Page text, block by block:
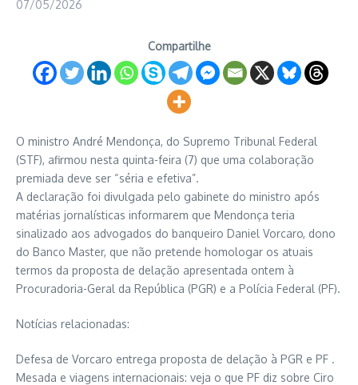
07/05/2026
Compartilhe
O ministro André Mendonça, do Supremo Tribunal Federal
(STF), afirmou nesta quinta-feira (7) que uma colaboração
premiada deve ser “séria e efetiva”.
A declaração foi divulgada pelo gabinete do ministro após
matérias jornalísticas informarem que Mendonça teria
sinalizado aos advogados do banqueiro Daniel Vorcaro, dono
do Banco Master, que não pretende homologar os atuais
termos da proposta de delação apresentada ontem à
Procuradoria-Geral da República (PGR) e a Polícia Federal (PF).
Notícias relacionadas:
Defesa de Vorcaro entrega proposta de delação à PGR e PF .
Mesada e viagens internacionais: veja o que PF diz sobre Ciro